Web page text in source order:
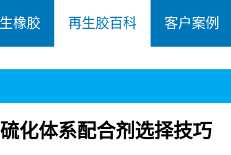
橡胶 再生胶百科 客户案例
化体系配合剂选择技巧